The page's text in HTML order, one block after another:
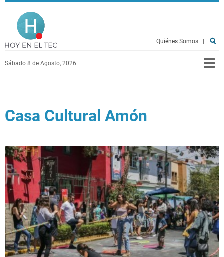
Pasar al contenido principal
Sábado 8 de Agosto, 2026
Quiénes Somos
Casa Cultural Amón